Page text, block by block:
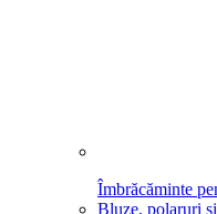
Îmbrăcăminte
Bluze, polaruri